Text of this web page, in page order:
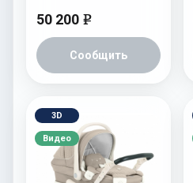
50 200 e
Сообщить
3D
Видео